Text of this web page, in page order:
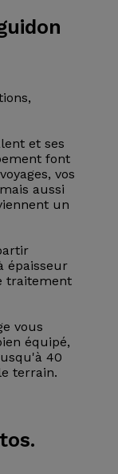
et ses
font
vos
aussi
un
épaisseur
traitement
vous
équipé,
40
terrain.